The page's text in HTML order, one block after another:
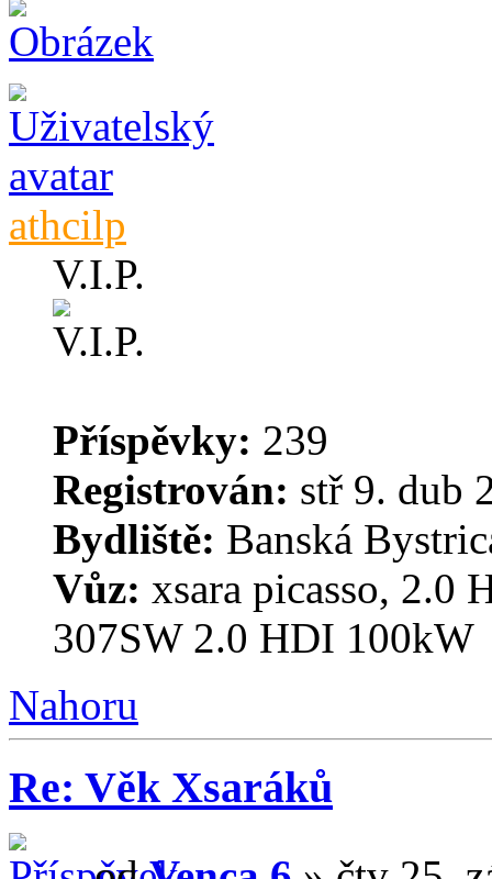
athcilp
V.I.P.
Příspěvky: 239
Registrován: stř 9. dub
Bydliště: Banská
Vůz: xsara picasso, 2.0
307SW 2.0 HDI 100kW
Nahoru
Re: Věk Xsaráků